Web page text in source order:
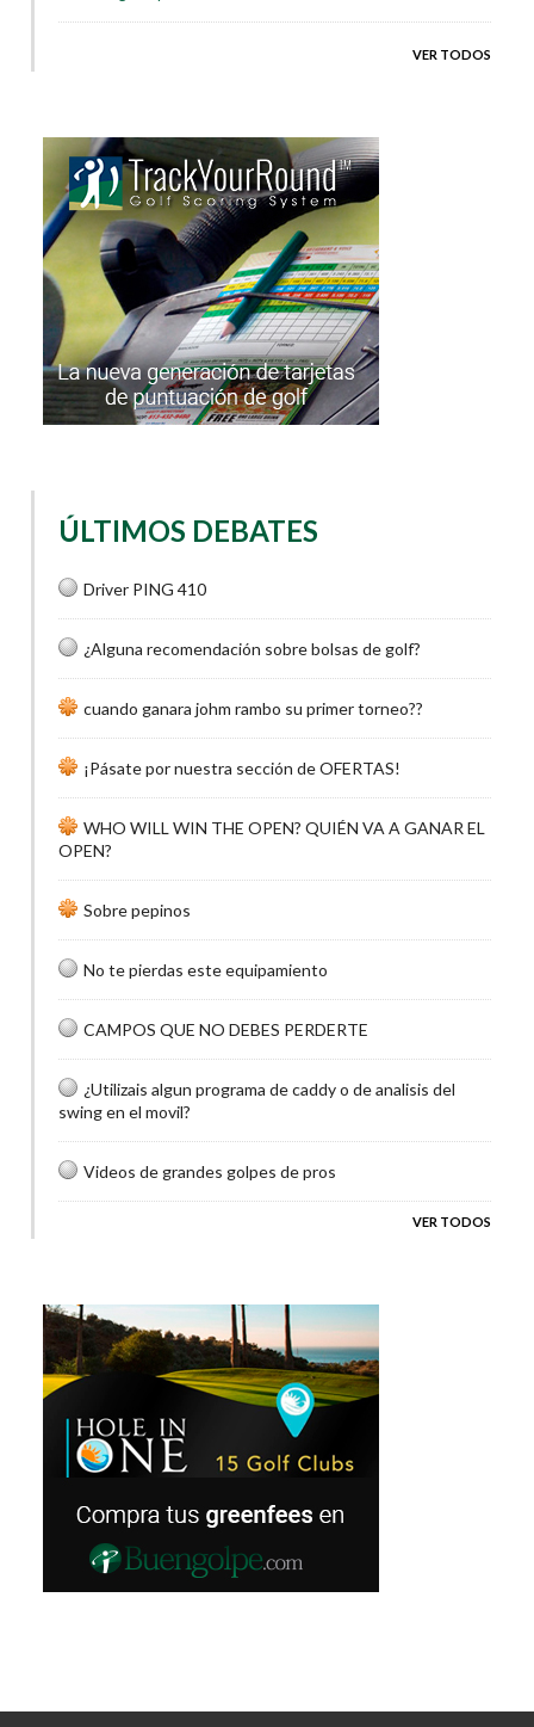
VER TODOS
ÚLTIMOS DEBATES
Driver PING 410
¿Alguna recomendación sobre bolsas de golf?
cuando ganara johm rambo su primer torneo??
¡Pásate por nuestra sección de OFERTAS!
WHO WILL WIN THE OPEN? QUIÉN VA A GANAR EL
OPEN?
Sobre pepinos
No te pierdas este equipamiento
CAMPOS QUE NO DEBES PERDERTE
¿Utilizais algun programa de caddy o de analisis del
swing en el movil?
Videos de grandes golpes de pros
VER TODOS